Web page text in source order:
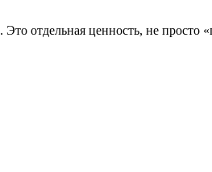
отдельная ценность, не просто